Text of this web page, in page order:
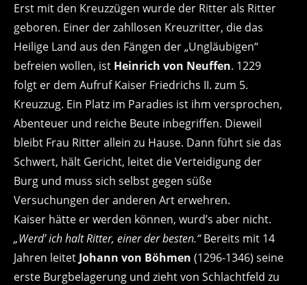
Erst mit den Kreuzzügen wurde der Ritter als Ritter
geboren. Einer der zahllosen Kreuzritter, die das
Heilige Land aus den Fängen der „Ungläubigen“
befreien wollen, ist Heinrich von Neuffen. 1229
folgt er dem Aufruf Kaiser Friedrichs II. zum 5.
Kreuzzug. Ein Platz im Paradies ist ihm versprochen,
Abenteuer und reiche Beute inbegriffen. Dieweil
bleibt Frau Ritter allein zu Hause. Dann führt sie das
Schwert, hält Gericht, leitet die Verteidigung der
Burg und muss sich selbst gegen süße
Versuchungen der anderen Art erwehren.
Kaiser hätte er werden können, wurd’s aber nicht.
„Werd’ ich halt Ritter, einer der besten.“Bereits mit 14
Jahren leitet Johann von Böhmen (1296-1346) seine
erste Burgbelagerung und zieht von Schlachtfeld zu